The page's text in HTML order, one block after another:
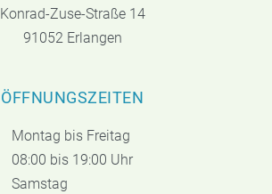
Konrad-Zuse-Straße 14
91052 Erlangen
ÖFFNUNGSZEITEN
Montag bis Freitag
08:00 bis 19:00 Uhr
Samstag